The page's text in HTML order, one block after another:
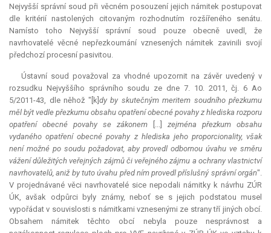
Nejvyšší správní soud při věcném posouzení jejich námitek postupovat
dle kritérií nastolených citovaným rozhodnutím rozšířeného senátu.
Namísto toho Nejvyšší správní soud pouze obecně uvedl, že
navrhovatelé věcné nepřezkoumání vznesených námitek zavinili svojí
předchozí procesní pasivitou.
Ústavní soud považoval za vhodné upozornit na závěr uvedený v
rozsudku Nejvyššího správního soudu ze dne 7. 10. 2011, čj. 6 Ao
5/2011-43, dle něhož "[k] dy by skutečným meritem soudního přezkumu
měl být vedle přezkumu obsahu opatření obecné povahy z hlediska rozporu
opatření obecné povahy se zákonem
[...] zejména přezkum obsahu
vydaného opatření obecné povahy z hlediska jeho proporcionality, však
není možné po soudu požadovat, aby provedl odbornou úvahu ve směru
vážení důležitých veřejných zájmů či veřejného zájmu a ochrany vlastnictví
navrhovatelů, aniž by tuto úvahu před ním provedl příslušný správní orgán".
V projednávané věci navrhovatelé sice nepodali námitky k návrhu ZÚR
ÚK, avšak odpůrci byly známy, neboť se s jejich podstatou musel
vypořádat v souvislosti s námitkami vznesenými ze strany tří jiných obcí.
Obsahem námitek těchto obcí nebyla pouze nesprávnost a